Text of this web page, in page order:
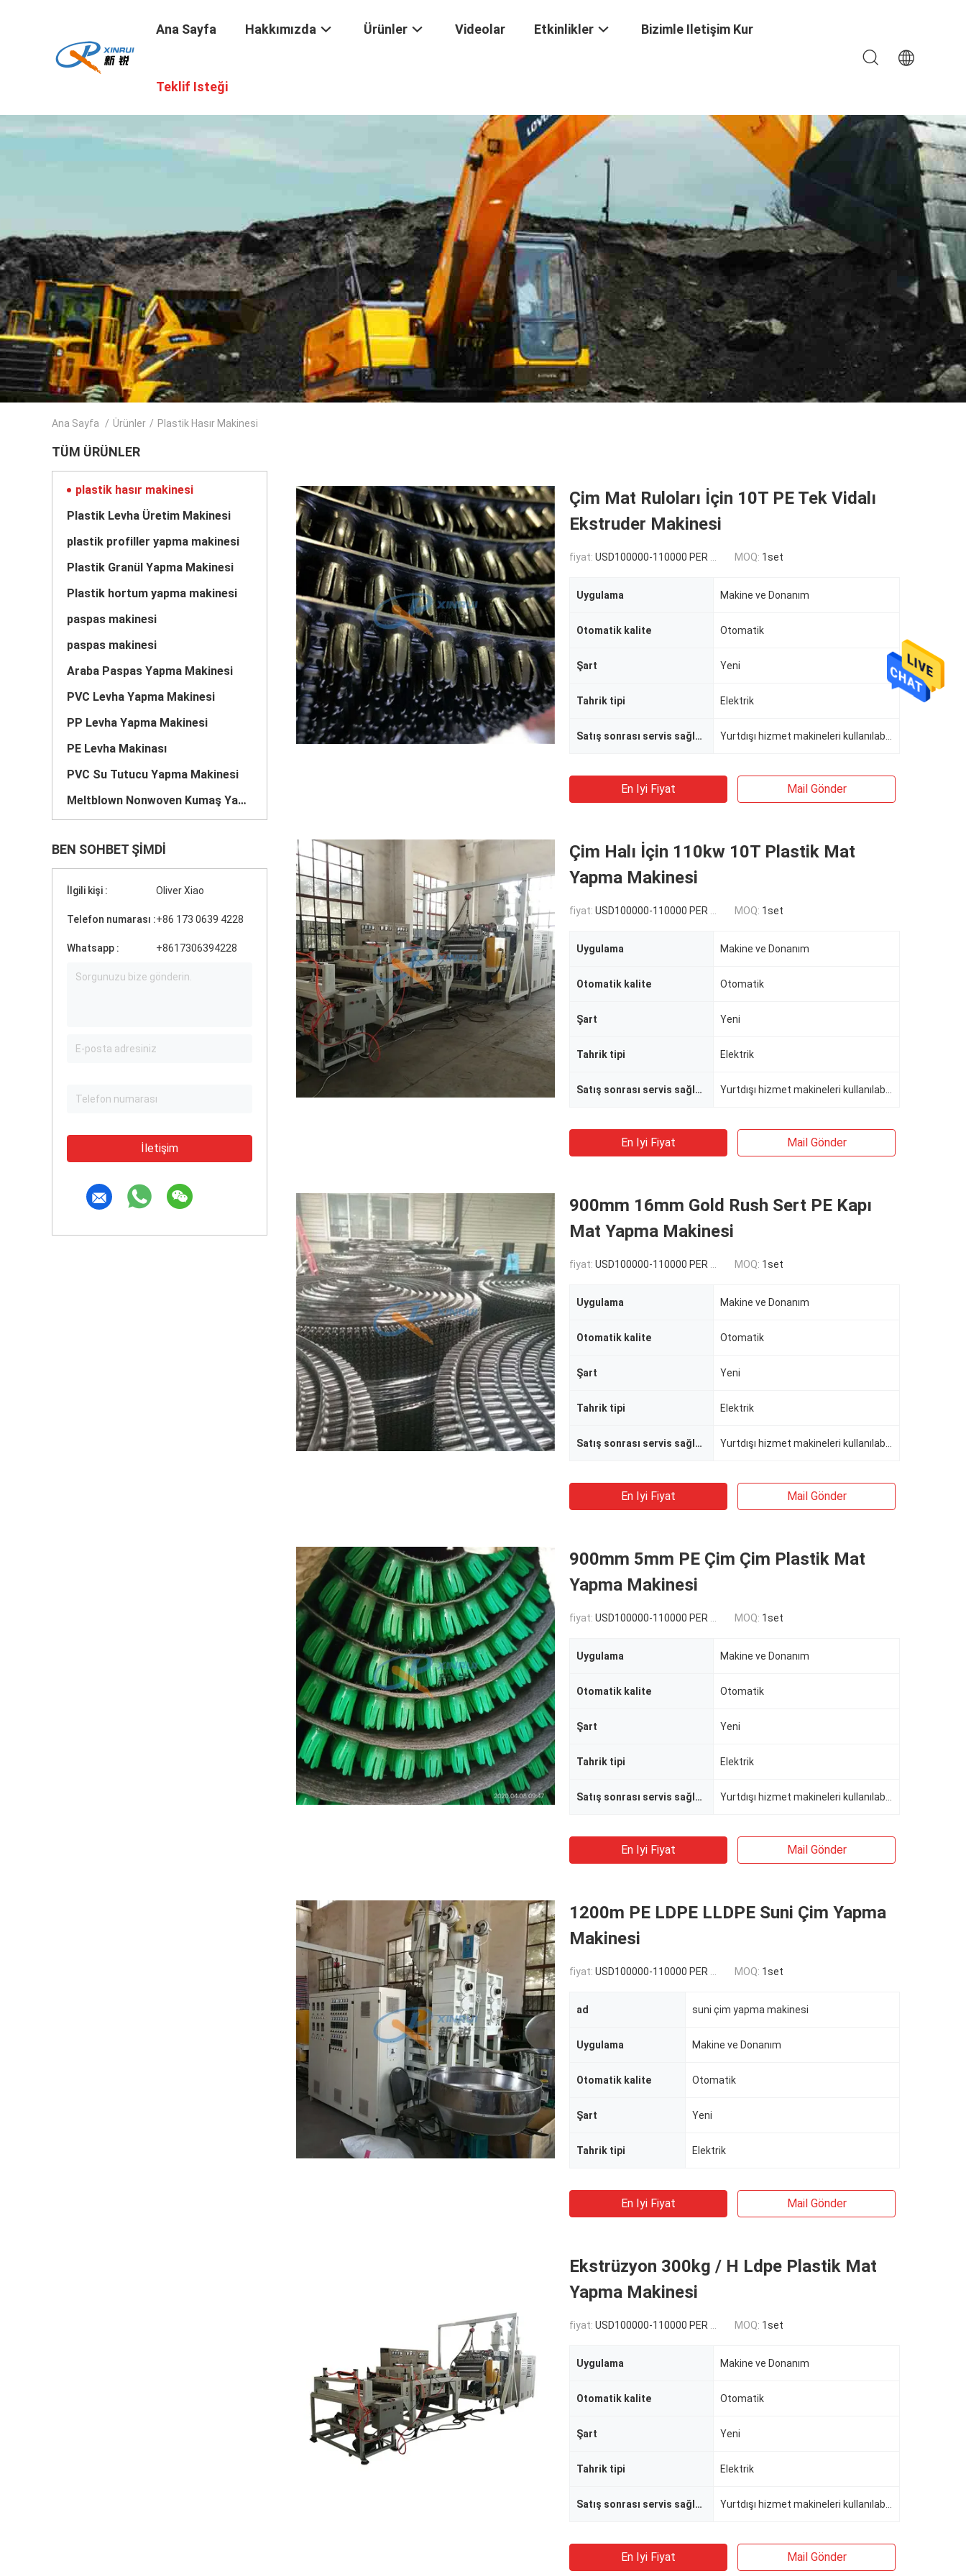
Ana Sayfa Hakkımızda Ürünler Videolar Etkinlikler Bizimle Iletişim Kur
Teklif Isteği
Ana Sayfa / Ürünler / Plastik Hasır Makinesi
TÜM ÜRÜNLER
plastik hasır makinesi
Plastik Levha Üretim Makinesi
plastik profiller yapma makinesi
Plastik Granül Yapma Makinesi
Plastik hortum yapma makinesi
paspas makinesi
paspas makinesi
Araba Paspas Yapma Makinesi
PVC Levha Yapma Makinesi
PP Levha Yapma Makinesi
PE Levha Makinası
PVC Su Tutucu Yapma Makinesi
Meltblown Nonwoven Kumaş Yapma Makinesi
BEN SOHBET ŞIMDI
İlgili kişi : Oliver Xiao
Telefon numarası :‪+86 173 0639 4228
Whatsapp : +8617306394228
İletişim
Çim Mat Ruloları İçin 10T PE Tek Vidalı
Ekstruder Makinesi
fiyat: USD100000-110000 PER SET MOQ: 1set
Uygulama Makine ve Donanım
Otomatik kalite Otomatik
Şart Yeni
Tahrik tipi Elektrik
Satış sonrası servis sağlanan
En Iyi Fiyat Mail Gönder
Çim Halı İçin 110kw 10T Plastik Mat
Yapma Makinesi
fiyat: USD100000-110000 PER SET MOQ: 1set
Uygulama Makine ve Donanım
Otomatik kalite Otomatik
Şart Yeni
Tahrik tipi Elektrik
Satış sonrası servis sağlanan
En Iyi Fiyat Mail Gönder
900mm 16mm Gold Rush Sert PE Kapı
Mat Yapma Makinesi
fiyat: USD100000-110000 PER SET MOQ: 1set
Uygulama Makine ve Donanım
Otomatik kalite Otomatik
Şart Yeni
Tahrik tipi Elektrik
Satış sonrası servis sağlanan
En Iyi Fiyat Mail Gönder
900mm 5mm PE Çim Çim Plastik Mat
Yapma Makinesi
fiyat: USD100000-110000 PER SET MOQ: 1set
Uygulama Makine ve Donanım
Otomatik kalite Otomatik
Şart Yeni
Tahrik tipi Elektrik
Satış sonrası servis sağlanan
En Iyi Fiyat Mail Gönder
1200m PE LDPE LLDPE Suni Çim Yapma
Makinesi
fiyat: USD100000-110000 PER SET MOQ: 1set
ad suni çim yapma makinesi
Uygulama Makine ve Donanım
Otomatik kalite Otomatik
Şart Yeni
Tahrik tipi Elektrik
En Iyi Fiyat Mail Gönder
Ekstrüzyon 300kg / H Ldpe Plastik Mat
Yapma Makinesi
fiyat: USD100000-110000 PER SET MOQ: 1set
Uygulama Makine ve Donanım
Otomatik kalite Otomatik
Şart Yeni
Tahrik tipi Elektrik
Satış sonrası servis sağlanan
En Iyi Fiyat Mail Gönder